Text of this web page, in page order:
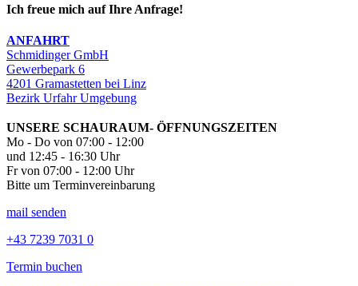
Ich freue mich auf Ihre Anfrage!
ANFAHRT
Schmidinger GmbH
Gewerbepark 6
4201 Gramastetten bei Linz
Bezirk Urfahr Umgebung
UNSERE SCHAURAUM- ÖFFNUNGSZEITEN
Mo - Do von 07:00 - 12:00
und 12:45 - 16:30 Uhr
Fr von 07:00 - 12:00 Uhr
Bitte um Terminvereinbarung
mail senden
+43 7239 7031 0
Termin buchen